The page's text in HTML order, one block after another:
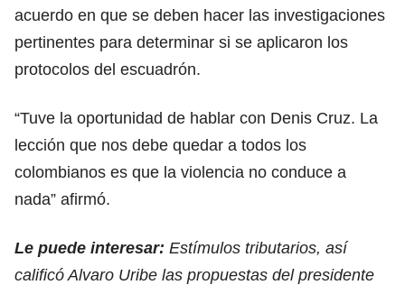
acuerdo en que se deben hacer las investigaciones
pertinentes para determinar si se aplicaron los
protocolos del escuadrón.
“Tuve la oportunidad de hablar con Denis Cruz. La
lección que nos debe quedar a todos los
colombianos es que la violencia no conduce a
nada” afirmó.
Le puede interesar: Estímulos tributarios, así
calificó Alvaro Uribe las propuestas del presidente